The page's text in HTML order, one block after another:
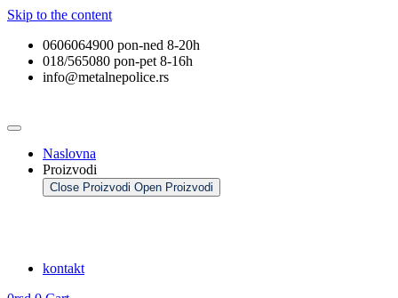
Skip to the content
0606064900 pon-ned 8-20h
018/565080 pon-pet 8-16h
info@metalnepolice.rs
Naslovna
Proizvodi
Close Proizvodi Open Proizvodi
kontakt